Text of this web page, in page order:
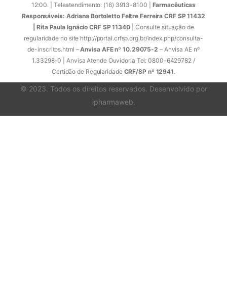
12:00. | Teleatendimento: (16) 3913-8100 | Farmacêuticas
Responsáveis: Adriana Bortoletto Feltre Ferreira CRF SP 11432
| Rita Paula Ignácio CRF SP 11340 | Consulte situação de
regularidade no site http://portal.crfsp.org.br/index.php/consulta-
de-inscritos.html –Anvisa AFE nº 10.29075-2 – Anvisa AE nº
1.33298-0 | Anvisa Atende Ouvidoria Tel: 0800-6429782 /
Certidão de Regularidade CRF/SP nº 12941.
© 2023. Todos os direitos reservados. Desenvolvido por
ipharmaweb.